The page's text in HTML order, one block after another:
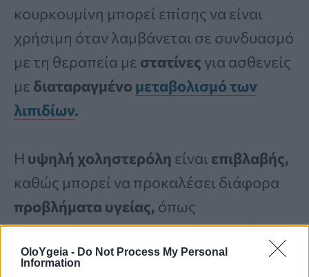
OloYgeia - Do Not Process My Personal
Information
κουρκουμίνη μπορεί επίσης να είναι
χρήσιμη όταν λαμβάνεται σε συνδυασμό
με τη θεραπεία με στατίνες για ασθενείς
με διαταραγμένο μεταβολισμό των
λιπιδίων.
Η υψηλή χοληστερόλη είναι επιβλαβής,
καθώς μπορεί να προκαλέσει διάφορα
προβλήματα υγείας, όπως
καρδιοπάθεια, εγκεφαλικό επεισόδιο
καιαυξημένη αρτηριακήπίεση.
Η υψηλή